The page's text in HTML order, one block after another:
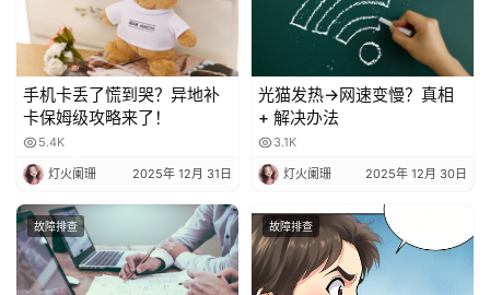
手机卡丢了慌到哭？异地补
卡保姆级攻略来了！
5.4K
灯火阑珊 2025年 12月 31日
光猫发热→网速变慢？真相
+ 解决办法
3.1K
灯火阑珊 2025年 12月 30日
故障排查 故障排查